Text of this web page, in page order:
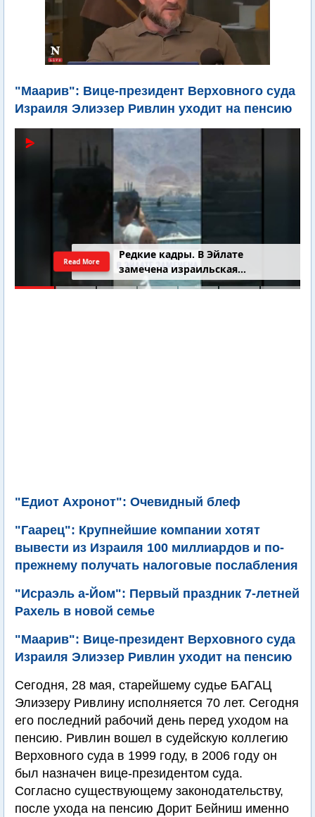
"Маарив": Вице-президент Верховного суда
Израиля Элиэзер Ривлин уходит на пенсию
4-летний Юваль Коган найден
добровольцами
Read More
"Едиот Ахронот": Очевидный блеф
"Гаарец": Крупнейшие компании хотят
вывести из Израиля 100 миллиардов и по-
прежнему получать налоговые послабления
"Исраэль а-Йом": Первый праздник 7-летней
Рахель в новой семье
"Маарив": Вице-президент Верховного суда
Израиля Элиэзер Ривлин уходит на пенсию
Сегодня, 28 мая, старейшему судье БАГАЦ
Элиэзеру Ривлину исполняется 70 лет. Сегодня
его последний рабочий день перед уходом на
пенсию. Ривлин вошел в судейскую коллегию
Верховного суда в 1999 году, в 2006 году он
был назначен вице-президентом суда.
Согласно существующему законодательству,
после ухода на пенсию Дорит Бейниш именно